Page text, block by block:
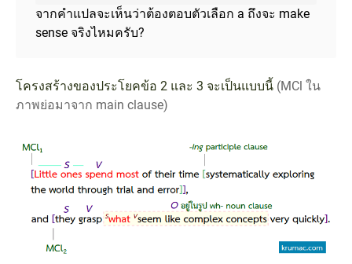
จากคำแปลจะเห็นว่าต้องตอบตัวเลือก a ถึงจะ make
sense จริงไหมครับ?
โครงสร้างของประโยคข้อ 2 และ 3 จะเป็นแบบนี้ (MCl ใน
ภาพย่อมาจาก main clause)